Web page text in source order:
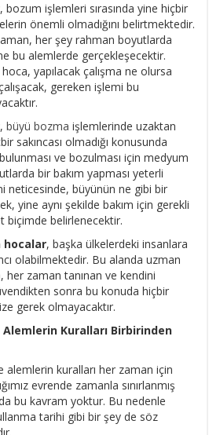
, bozum işlemleri sırasında yine hiçbir
önemli olmadığını belirtmektedir.
her şey rahman boyutlarda
bu alemlerde gerçekleşecektir.
yapılacak çalışma ne olursa
gereken işlemi bu
, büyü bozma işlemlerinde uzaktan
sakıncası olmadığı konusunda
ve bozulması için medyum
bir bakım yapması yeterli
neticesinde, büyünün ne gibi bir
yine aynı şekilde bakım için gerekli
biçimde belirlenecektir.
hocalar, başka ülkelerdeki insanlara
olabilmektedir. Bu alanda uzman
her zaman tanınan ve kendini
sonra bu konuda hiçbir
gerek olmayacaktır.
Kuralları Birbirinden
alemlerin kuralları her zaman için
evrende zamanla sınırlanmış
bu kavram yoktur. Bu nedenle
tarihi gibi bir şey de söz